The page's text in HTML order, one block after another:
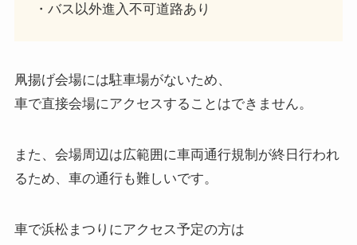
・バス以外進入不可道路あり
凧揚げ会場には駐車場がないため、
車で直接会場にアクセスすることはできません。
また、会場周辺は広範囲に車両通行規制が終日行われ
るため、車の通行も難しいです。
車で浜松まつりにアクセス予定の方は